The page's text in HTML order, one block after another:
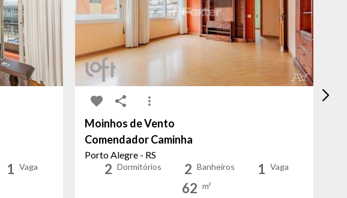
1 Vaga
Moinhos de Vento
Comendador Caminha
Porto Alegre - RS
2 Dormitórios 2 Banheiros 1 Vaga
62 m²